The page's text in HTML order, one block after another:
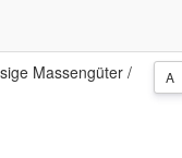
Massengüter /
A